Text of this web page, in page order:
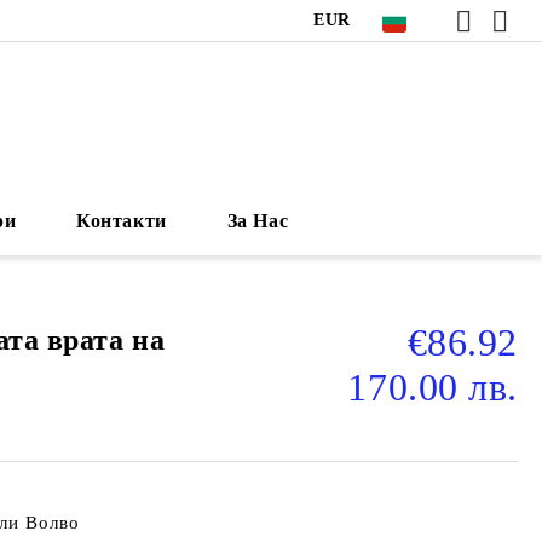
EUR
Контакти За Нас
врата на
€86.92
170.00 лв.
Волво